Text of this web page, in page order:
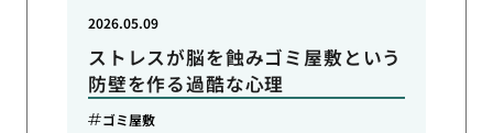
ストレスが脳を蝕みゴミ屋敷という
防壁を作る過酷な心理
2026.05.09
ゴミ屋敷